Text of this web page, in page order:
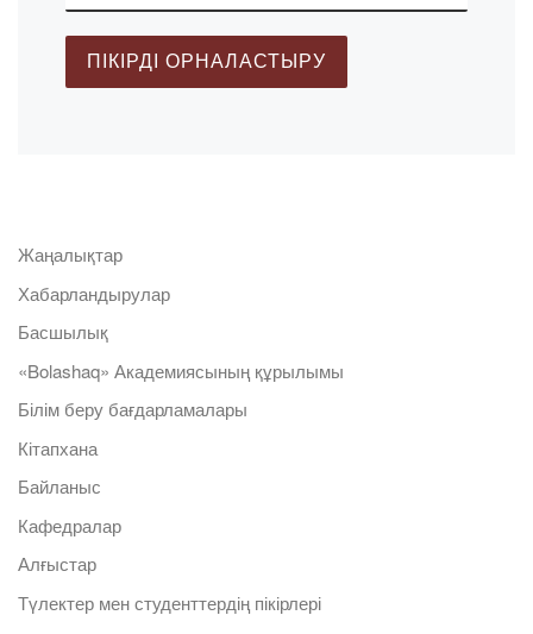
Жаңалықтар
Хабарландырулар
Басшылық
«Bolashaq» Академиясының құрылымы
Білім беру бағдарламалары
Кітапхана
Байланыс
Кафедралар
Алғыстар
Түлектер мен студенттердің пікірлері